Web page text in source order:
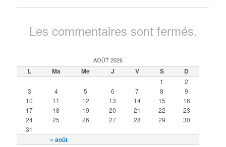
Les commentaires sont fermés.
AOÛT 2026
L Ma Me J V S D
« août
1
2
3
4 5 6 7 8
9
10
11 12 13 14 15
16
17
18 19 20 21 22
23
24
25 26 27 28 29
30
31